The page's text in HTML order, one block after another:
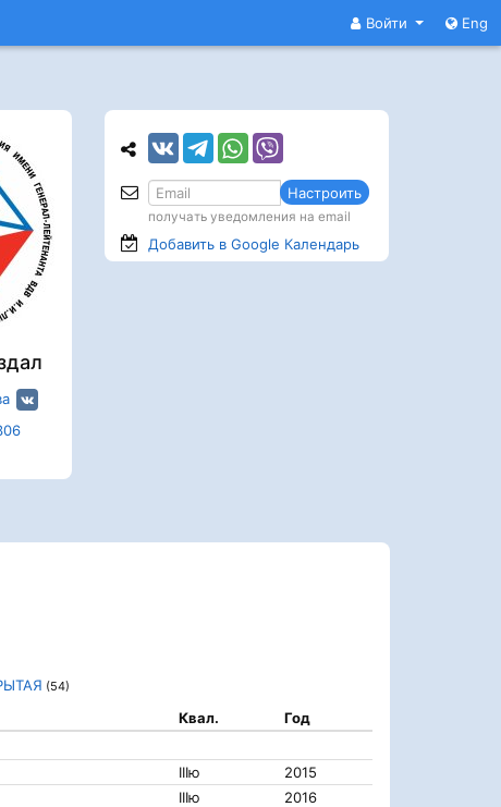
Войти Eng
(54)
Квал. Год
IIIю
2015
IIIю
2016
Настроить
получать уведомления на email
Добавить в Google Календарь